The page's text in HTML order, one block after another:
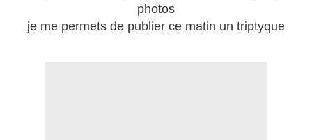
photos
je me permets de publier ce matin un triptyque